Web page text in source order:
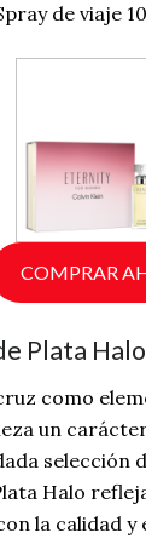
de viaje
COMPRAR
Plata
como
un
selección
Halo
la calidad y